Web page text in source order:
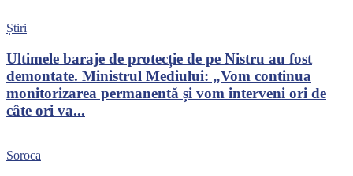
Știri
Ultimele baraje de protecție de pe Nistru au fost
demontate. Ministrul Mediului: „Vom continua
monitorizarea permanentă și vom interveni ori de
câte ori va...
Soroca